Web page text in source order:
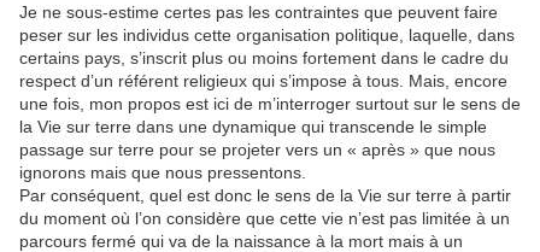
Je ne sous-estime certes pas les contraintes que peuvent faire
peser sur les individus cette organisation politique, laquelle, dans
certains pays, s’inscrit plus ou moins fortement dans le cadre du
respect d’un référent religieux qui s’impose à tous. Mais, encore
une fois, mon propos est ici de m’interroger surtout sur le sens de
la Vie sur terre dans une dynamique qui transcende le simple
passage sur terre pour se projeter vers un « après » que nous
ignorons mais que nous pressentons.
Par conséquent, quel est donc le sens de la Vie sur terre à partir
du moment où l’on considère que cette vie n’est pas limitée à un
parcours fermé qui va de la naissance à la mort mais à un